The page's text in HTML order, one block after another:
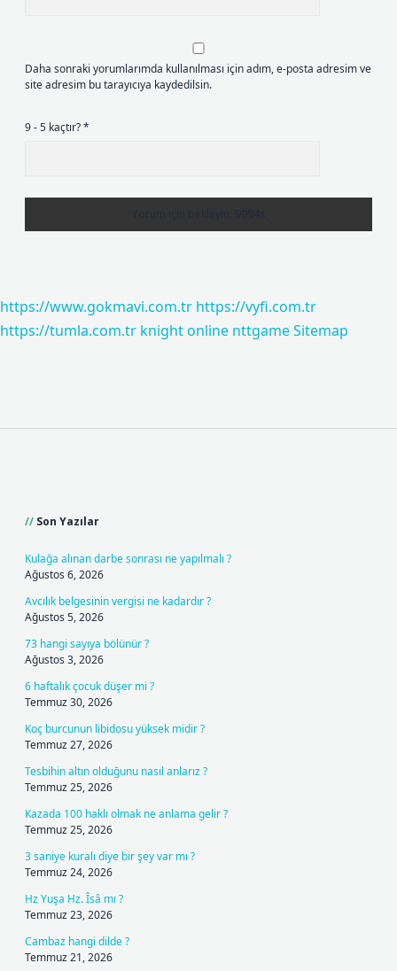
Daha sonraki yorumlarımda kullanılması için adım, e-posta adresim ve
site adresim bu tarayıcıya kaydedilsin.
9 - 5 kaçtır?*
https://www.gokmavi.com.tr https://vyfi.com.tr
https://tumla.com.tr knight online nttgameSitemap
Son Yazılar
Kulağa alınan darbe sonrası ne yapılmalı ?
Ağustos 6, 2026
Avcılık belgesinin vergisi ne kadardır ?
Ağustos 5, 2026
73 hangi sayıya bölünür ?
Ağustos 3, 2026
6 haftalık çocuk düşer mi ?
Temmuz 30, 2026
Koç burcunun libidosu yüksek midir ?
Temmuz 27, 2026
Tesbihin altın olduğunu nasıl anlarız ?
Temmuz 25, 2026
Kazada 100 haklı olmak ne anlama gelir ?
Temmuz 25, 2026
3 saniye kuralı diye bir şey var mı ?
Temmuz 24, 2026
Hz Yuşa Hz. Îsâ mı ?
Temmuz 23, 2026
Cambaz hangi dilde ?
Temmuz 21, 2026